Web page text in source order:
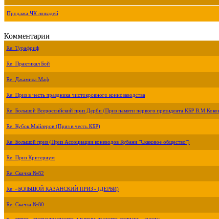
Продажа ЧК лошадей
Комментарии
Re: Турафриф
Re: Практикал Бой
Re: Джамила Маф
Re: Приз в честь праздника чистокровного коннозаводства
Re: Большой Всероссийский приз Дерби (Приз памяти первого президента КБР
Re: Кубок Майлеров (Приз в честь КБР)
Re: Большой приз (Приз Ассоциации коневодов Кубани "Скаковое общество")
Re: Приз Критериум
Re: Скачка №82
Re: «БОЛЬШОЙ КАЗАНСКИЙ ПРИЗ» (ДЕРБИ)
Re: Скачка №80